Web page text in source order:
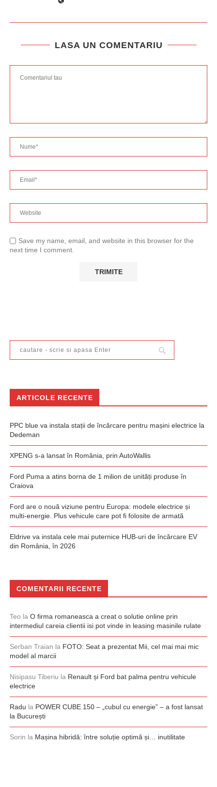
LASA UN COMENTARIU
Save my name, email, and website in this browser for the
next time I comment.
ARTICOLE RECENTE
PPC blue va instala stații de încărcare pentru mașini electrice la
Dedeman
XPENG s-a lansat în România, prin AutoWallis
Ford Puma a atins borna de 1 milion de unități produse în
Craiova
Ford are o nouă viziune pentru Europa: modele electrice și
multi-energie. Plus vehicule care pot fi folosite de armată
Eldrive va instala cele mai puternice HUB-uri de încărcare EV
din România, în 2026
COMENTARII RECENTE
Teo la O firma romaneasca a creat o solutie online prin
intermediul careia clientii isi pot vinde in leasing masinile rulate
Serban Traian la FOTO: Seat a prezentat Mii, cel mai mai mic
model al marcii
Nisipasu Tiberiu la Renault și Ford bat palma pentru vehicule
electrice
Radu la POWER CUBE 150 – „cubul cu energie” – a fost lansat
la București
Sorin la Mașina hibridă: între soluție optimă și… inutilitate